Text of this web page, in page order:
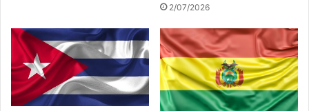
2/07/2026